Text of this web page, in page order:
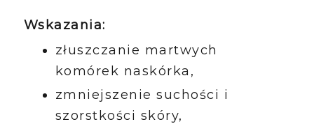
Wskazania:
złuszczanie martwych
komórek naskórka,
zmniejszenie suchości i
szorstkości skóry,